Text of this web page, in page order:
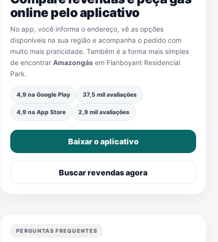
online pelo aplicativo
No app, você informa o endereço, vê as opções
disponíveis na sua região e acompanha o pedido com
muito mais praticidade. Também é a forma mais simples
de encontrar Amazongás em Flanboyant Residencial
Park.
4,9 na Google Play 37,5 mil avaliações
4,9 na App Store 2,9 mil avaliações
Baixar o aplicativo
Buscar revendas agora
PERGUNTAS FREQUENTES